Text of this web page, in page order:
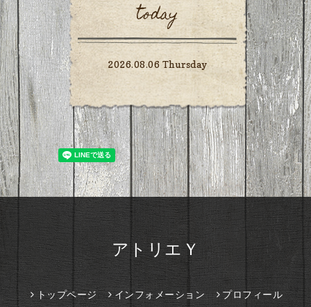
today
2026.08.06 Thursday
アトリエＹ
トップページ インフォメーション プロフィール